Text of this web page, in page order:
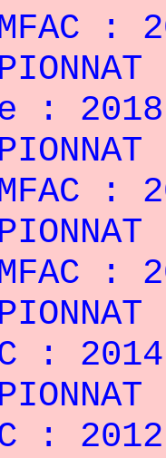
:
:
:
:
: 2014
: 2012